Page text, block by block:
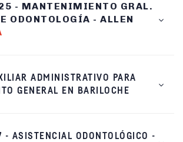
- MANTENIMIENTO GRAL.
ODONTOLOGÍA - ALLEN
ADMINISTRATIVO PARA
GENERAL EN BARILOCHE
- ASISTENCIAL ODONTOLÓGICO -